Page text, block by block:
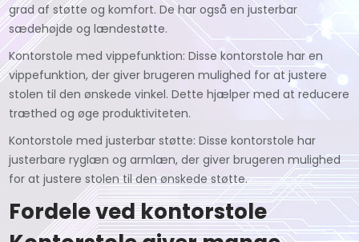
grad af støtte og komfort. De har også en justerbar
sædehøjde og lændestøtte.
Kontorstole med vippefunktion: Disse kontorstole har en
vippefunktion, der giver brugeren mulighed for at justere
stolen til den ønskede vinkel. Dette hjælper med at reducere
træthed og øge produktiviteten.
Kontorstole med justerbar støtte: Disse kontorstole har
justerbare ryglæn og armlæn, der giver brugeren mulighed
for at justere stolen til den ønskede støtte.
Fordele ved kontorstole